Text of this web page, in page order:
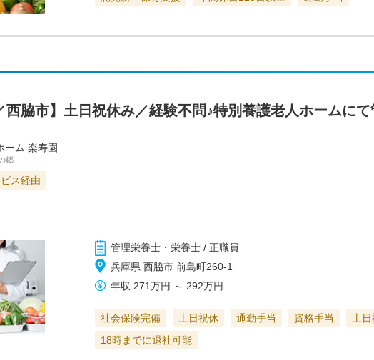
西脇市】土日祝休み／経験不問♪特別養護老人ホームに
ーム 楽寿園
郷
ス経由
管理栄養士・栄養士 / 正職員
兵庫県 西脇市 前島町260-1
年収 271万円 ～ 292万円
社会保険完備 土日祝休 通勤手当 資格手当
土
18時までに退社可能